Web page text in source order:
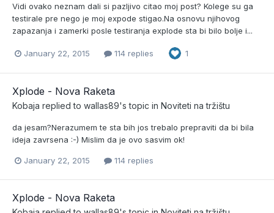
Vidi ovako neznam dali si pazljivo citao moj post? Kolege su ga
testirale pre nego je moj expode stigao.Na osnovu njihovog
zapazanja i zamerki posle testiranja explode sta bi bilo bolje i...
January 22, 2015 114 replies 1
Xplode - Nova Raketa
Kobaja replied to wallas89's topic in Noviteti na tržištu
da jesam?Nerazumem te sta bih jos trebalo prepraviti da bi bila
ideja zavrsena :-) Mislim da je ovo sasvim ok!
January 22, 2015 114 replies
Xplode - Nova Raketa